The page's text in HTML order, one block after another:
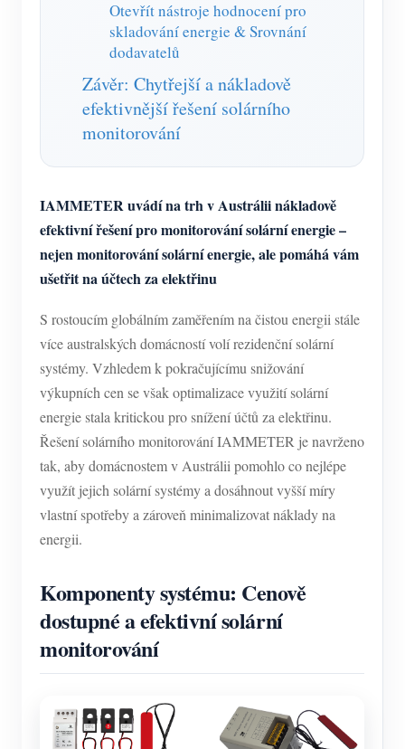
Blogy
Otevřít nástroje hodnocení pro
skladování energie & Srovnání
dodavatelů
Závěr: Chytřejší a nákladově
efektivnější řešení solárního
monitorování
IAMMETER uvádí na trh v Austrálii nákladově
efektivní řešení pro monitorování solární energie –
nejen monitorování solární energie, ale pomáhá vám
ušetřit na účtech za elektřinu
S rostoucím globálním zaměřením na čistou energii stále
více australských domácností volí rezidenční solární
systémy. Vzhledem k pokračujícímu snižování
výkupních cen se však optimalizace využití solární
energie stala kritickou pro snížení účtů za elektřinu.
Řešení solárního monitorování IAMMETER je navrženo
tak, aby domácnostem v Austrálii pomohlo co nejlépe
využít jejich solární systémy a dosáhnout vyšší míry
vlastní spotřeby a zároveň minimalizovat náklady na
energii.
Komponenty systému: Cenově
dostupné a efektivní solární
monitorování